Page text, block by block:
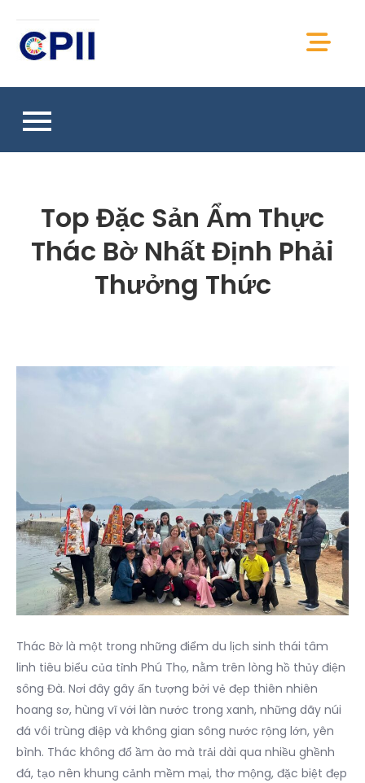
content
Chia sẻ thông tin, kiến thức, tài liệu CPII Việt
Top Đặc Sản Ẩm Thực
Thác Bờ Nhất Định Phải
Thưởng Thức
Thác Bờ là một trong những điểm du lịch sinh thái tâm
linh tiêu biểu của tỉnh Phú Thọ, nằm trên lòng hồ thủy điện
sông Đà. Nơi đây gây ấn tượng bởi vẻ đẹp thiên nhiên
hoang sơ, hùng vĩ với làn nước trong xanh, những dãy núi
đá vôi trùng điệp và không gian sông nước rộng lớn, yên
bình. Thác không đổ ầm ào mà trải dài qua nhiều ghềnh
đá, tạo nên khung cảnh mềm mại, thơ mộng, đặc biệt đẹp